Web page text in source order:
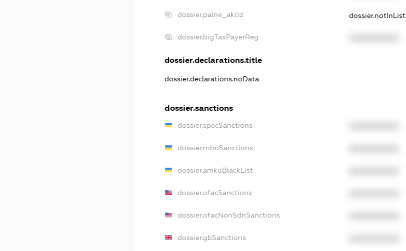
dossier.palne_akciz dossier.notInList
dossier.bigTaxPayerReg
dossier.declarations.title
dossier.declarations.noData
dossier.sanctions
dossier.specSanctions
dossier.rnboSanctions
dossier.amkuBlackList
dossier.ofacSanctions
dossier.ofacNonSdnSanctions
dossier.gbSanctions